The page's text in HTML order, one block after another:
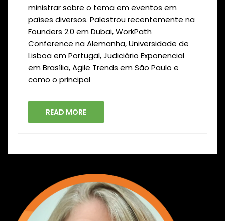
ministrar sobre o tema em eventos em
países diversos. Palestrou recentemente na
Founders 2.0 em Dubai, WorkPath
Conference na Alemanha, Universidade de
Lisboa em Portugal, Judiciário Exponencial
em Brasília, Agile Trends em São Paulo e
como o principal
READ MORE